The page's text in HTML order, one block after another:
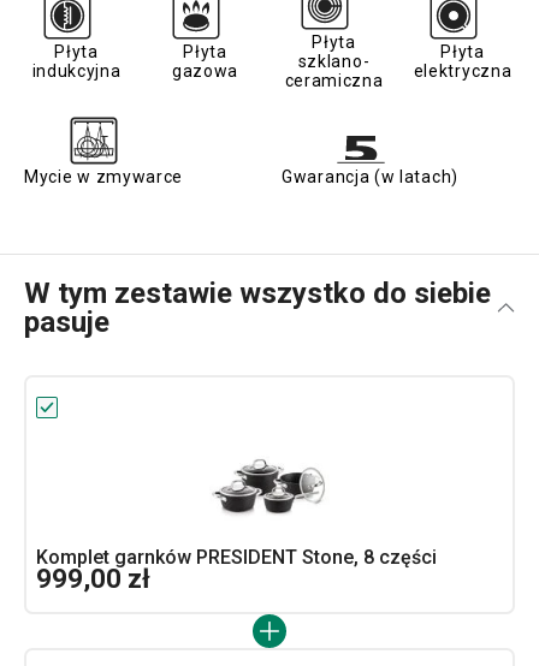
Płyta
indukcyjna
Płyta
gazowa
Płyta
szklano-
ceramiczna
Płyta
elektryczna
Mycie w zmywarce Gwarancja (w latach)
W tym zestawie wszystko do siebie
pasuje
Komplet garnków PRESIDENT Stone, 8 części
999,00 zł